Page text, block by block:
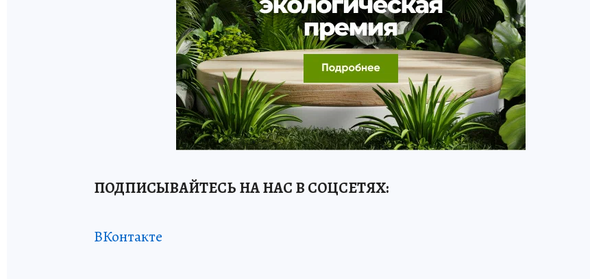
ПОДПИСЫВАЙТЕСЬ НА НАС В СОЦСЕТЯХ:
ВКонтакте